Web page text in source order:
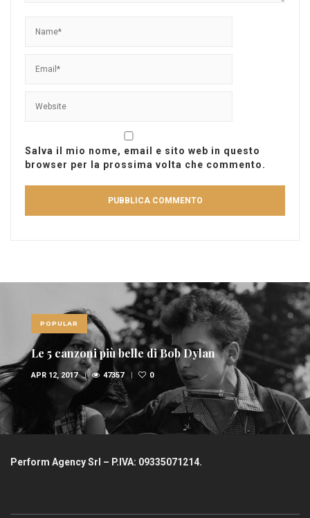
Salva il mio nome, email e sito web in questo
browser per la prossima volta che commento.
POPULAR
Le 5 canzoni più belle di Bob Dylan
APR 12, 2017 47357 0
Perform Agency Srl – P.IVA: 09335071214.